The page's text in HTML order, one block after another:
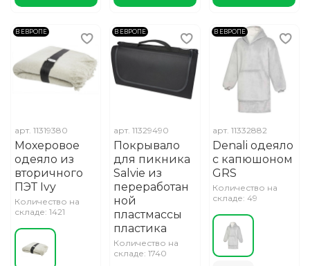
В ЕВРОПЕ
арт. 11319380
Мохеровое
одеяло из
вторичного
ПЭТ Ivy
Количество на
складе: 1421
В ЕВРОПЕ
арт.11329490
Покрывало
для пикника
Salvie из
переработан
ной
пластмассы
пластика
Количество на
складе: 1740
В ЕВРОПЕ
арт.11332882
Denali одеяло
с капюшоном
GRS
Количество на
складе: 49